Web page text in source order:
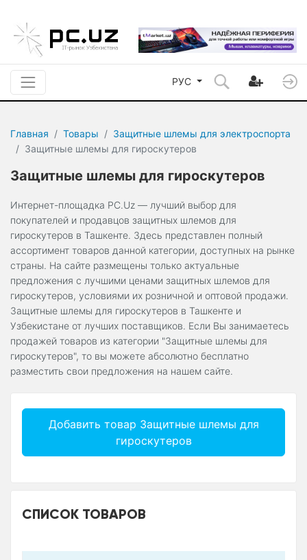
РУС
Главная Товары
Защитные шлемы для электроспорта
Защитные шлемы для гироскутеров
Защитные шлемы для гироскутеров
Интернет-площадка PC.Uz — лучший выбор для
покупателей и продавцов защитных шлемов для
гироскутеров в Ташкенте. Здесь представлен полный
ассортимент товаров данной категории, доступных на рынке
страны. На сайте размещены только актуальные
предложения с лучшими ценами защитных шлемов для
гироскутеров, условиями их розничной и оптовой продажи.
Защитные шлемы для гироскутеров в Ташкенте и
Узбекистане от лучших поставщиков. Если Вы занимаетесь
продажей товаров из категории "Защитные шлемы для
гироскутеров", то вы можете абсолютно бесплатно
разместить свои предложения на нашем сайте.
Добавить товар Защитные шлемы для
гироскутеров
СПИСОК ТОВАРОВ